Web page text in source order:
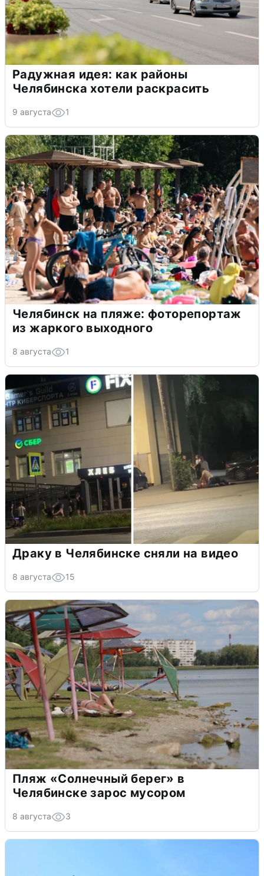
Радужная идея: как районы
Челябинска хотели раскрасить
9 августа 1
Челябинск на пляже: фоторепортаж
из жаркого выходного
8 августа 1
Драку в Челябинске сняли на видео
8 августа 15
Пляж «Солнечный берег» в
Челябинске зарос мусором
8 августа 3